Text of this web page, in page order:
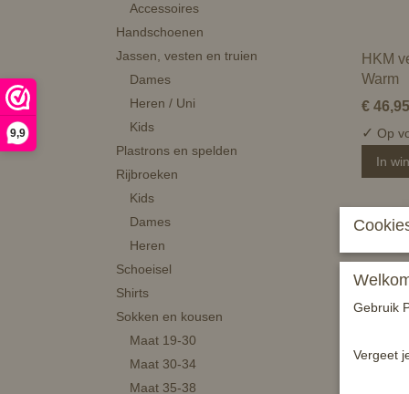
9,9
Accessoires
Handschoenen
Jassen, vesten en truien
Dames
Heren / Uni
Kids
Plastrons en spelden
Rijbroeken
Kids
Dames
Heren
Schoeisel
Shirts
Sokken en kousen
Maat 19-30
Maat 30-34
Maat 35-38
HKM
Warm
€ 46,95
✓ Op
In
Gebruik
Vergeet